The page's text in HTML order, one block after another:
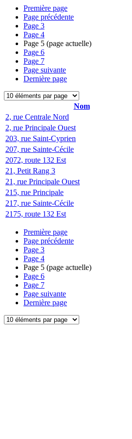
Première page
Page précédente
Page 3
Page 4
Page 5 (page actuelle)
Page 6
Page 7
Page suivante
Dernière page
Nom
2, rue Centrale Nord
2, rue Principale Ouest
203, rue Saint-Cyprien
207, rue Sainte-Cécile
2072, route 132 Est
21, Petit Rang 3
21, rue Principale Ouest
215, rue Principale
217, rue Sainte-Cécile
2175, route 132 Est
Première page
Page précédente
Page 3
Page 4
Page 5 (page actuelle)
Page 6
Page 7
Page suivante
Dernière page